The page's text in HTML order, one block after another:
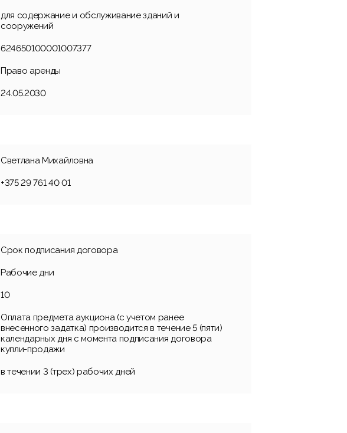
для содержание и обслуживание зданий и
сооружений
624650100001007377
Право аренды
24.05.2030
Светлана Михайловна
+375 29 761 40 01
Срок подписания договора
Рабочие дни
10
Оплата предмета аукциона (с учетом ранее
внесенного задатка) производится в течение 5 (пяти)
календарных дня с момента подписания договора
купли-продажи
в течении 3 (трех) рабочих дней